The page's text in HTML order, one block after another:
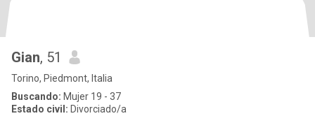
Gian, 51
Torino, Piedmont, Italia
Buscando: Mujer 19 - 37
Estado civil: Divorciado/a